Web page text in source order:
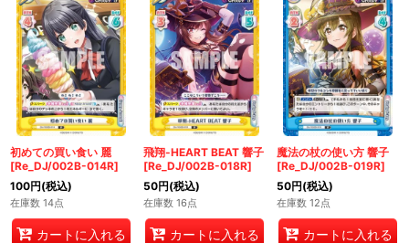
初めての買い食い 麗
[Re_DJ/002B-014R]
100円(税込)
在庫数 14点
カートに入れる
飛翔-HEART BEAT 響子
[Re_DJ/002B-018R]
50円(税込)
在庫数 16点
カートに入れる
魔法の杖の使い方 響子
[Re_DJ/002B-019R]
50円(税込)
在庫数 12点
カートに入れる